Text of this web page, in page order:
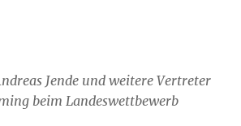
Jende und weitere Vertreter
beim Landeswettbewerb